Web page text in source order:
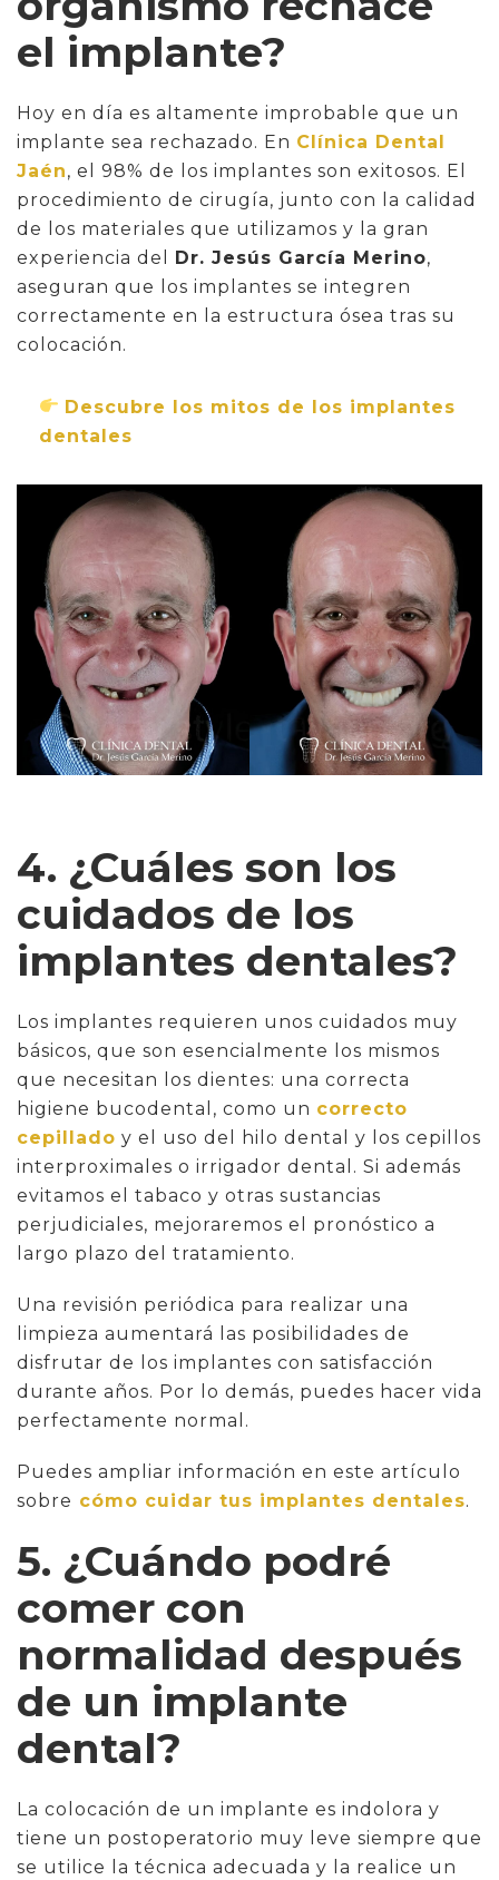
el implante?
Hoy en día es altamente improbable que un
implante sea rechazado. En Clínica Dental
Jaén, el 98% de los implantes son exitosos. El
procedimiento de cirugía, junto con la calidad
de los materiales que utilizamos y la gran
experiencia del Dr. Jesús García Merino,
aseguran que los implantes se integren
correctamente en la estructura ósea tras su
colocación.
Descubre los mitos de los implantes
dentales
4. ¿Cuáles son los
cuidados de los
implantes dentales?
Los implantes requieren unos cuidados muy
básicos, que son esencialmente los mismos
que necesitan los dientes: una correcta
higiene bucodental, como un correcto
cepillado y el uso del hilo dental y los cepillos
interproximales o irrigador dental. Si además
evitamos el tabaco y otras sustancias
perjudiciales, mejoraremos el pronóstico a
largo plazo del tratamiento.
Una revisión periódica para realizar una
limpieza aumentará las posibilidades de
disfrutar de los implantes con satisfacción
durante años. Por lo demás, puedes hacer vida
perfectamente normal.
Puedes ampliar información en este artículo
sobre cómo cuidar tus implantes dentales.
5. ¿Cuándo podré
comer con
normalidad después
de un implante
dental?
La colocación de un implante es indolora y
tiene un postoperatorio muy leve siempre que
se utilice la técnica adecuada y la realice un